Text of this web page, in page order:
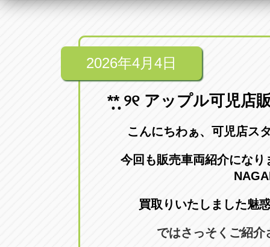
0561-84-
アップル
0586-28-
アップル
0568-85-
アップル
愛知県瀬戸市美濃池町29-1
アップル一宮22号店
愛知県一宮市朝日3-4-12
アップル春日井店
愛知県春日井市八田町2-1-16
アップル名岐バイパス春日店
2026年4月4日
*̩̩̥*̩̩̥ ୨୧ アップル可児店
こんにちわぁ、可児店ス
今回も販売車両紹介にな
買取りいたしました魅
ではさっそくご紹介